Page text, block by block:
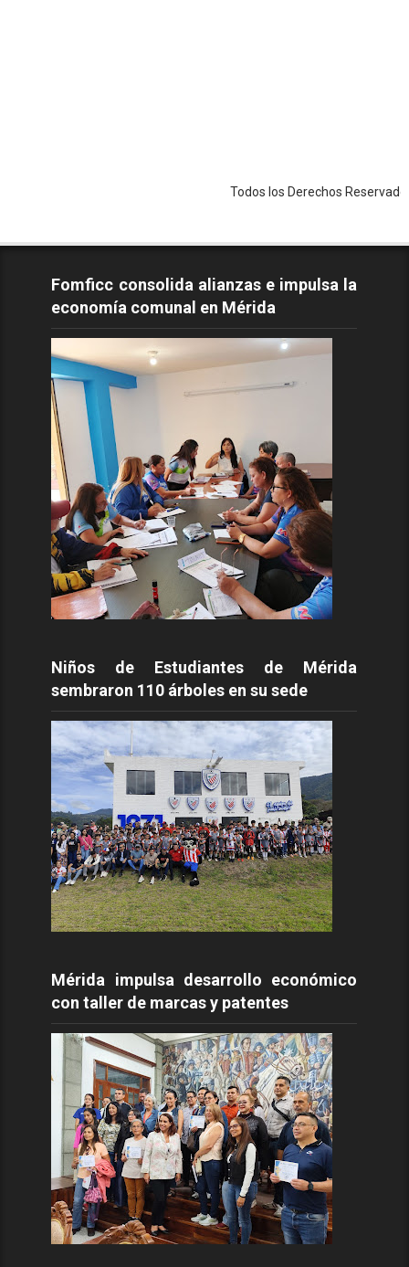
Todos los Derechos Reservados -
Fomficc consolida alianzas e impulsa la
economía comunal en Mérida
Niños de Estudiantes de Mérida
sembraron 110 árboles en su sede
Mérida impulsa desarrollo económico
con taller de marcas y patentes